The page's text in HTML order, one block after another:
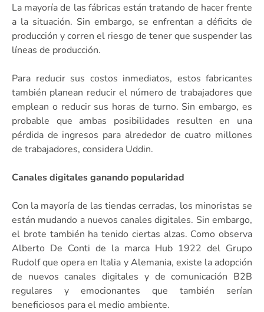
La mayoría de las fábricas están tratando de hacer frente
a la situación. Sin embargo, se enfrentan a déficits de
producción y corren el riesgo de tener que suspender las
líneas de producción.
Para reducir sus costos inmediatos, estos fabricantes
también planean reducir el número de trabajadores que
emplean o reducir sus horas de turno. Sin embargo, es
probable que ambas posibilidades resulten en una
pérdida de ingresos para alrededor de cuatro millones
de trabajadores, considera Uddin.
Canales digitales ganando popularidad
Con la mayoría de las tiendas cerradas, los minoristas se
están mudando a nuevos canales digitales. Sin embargo,
el brote también ha tenido ciertas alzas. Como observa
Alberto De Conti de la marca Hub 1922 del Grupo
Rudolf que opera en Italia y Alemania, existe la adopción
de nuevos canales digitales y de comunicación B2B
regulares y emocionantes que también serían
beneficiosos para el medio ambiente.